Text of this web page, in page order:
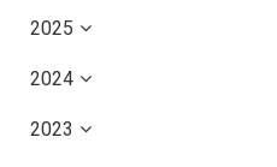
2025
2024
2023